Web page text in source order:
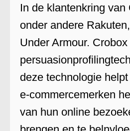
In de klantenkring van
onder andere
Under Armour.
deze technologie
e-commercemerken
van hun online